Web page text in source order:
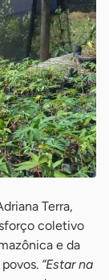
Terra,
coletivo
e da
“Estar na